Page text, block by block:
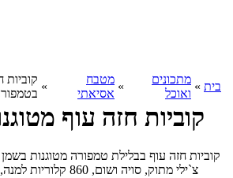
בית »
מתכונים
ואוכל
»
מטבח
אסיאתי
»
קוביות
קוביות חזה עוף
קוביות חזה עוף בבלילת טמפורה מטוגנות
צ`ילי מתוק, סויה ושום, 860 קלוריות למנה, 217 קלוריות ל-100 גרם